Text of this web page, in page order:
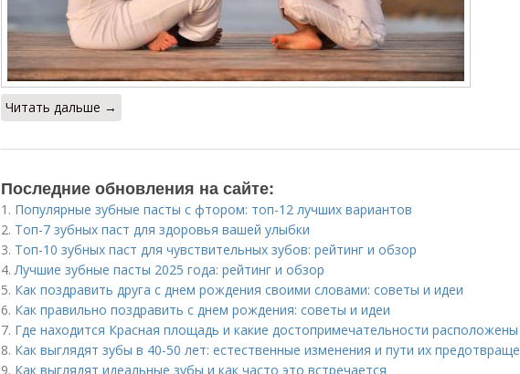
Читать дальше →
Последние обновления на сайте:
1. Популярные зубные пасты с фтором: топ-12 лучших вариантов
2. Топ-7 зубных паст для здоровья вашей улыбки
3. Топ-10 зубных паст для чувствительных зубов: рейтинг и обзор
4.Лучшие зубные пасты 2025 года: рейтинг и обзор
5. Как поздравить друга с днем рождения своими словами: советы и идеи
6. Как правильно поздравить с днем рождения: советы и идеи
7. Где находится Красная площадь и какие достопримечательности
8. Как выглядят зубы в 40-50 лет: естественные изменения и пути их
9. Как выглядят идеальные зубы и как часто это встречается